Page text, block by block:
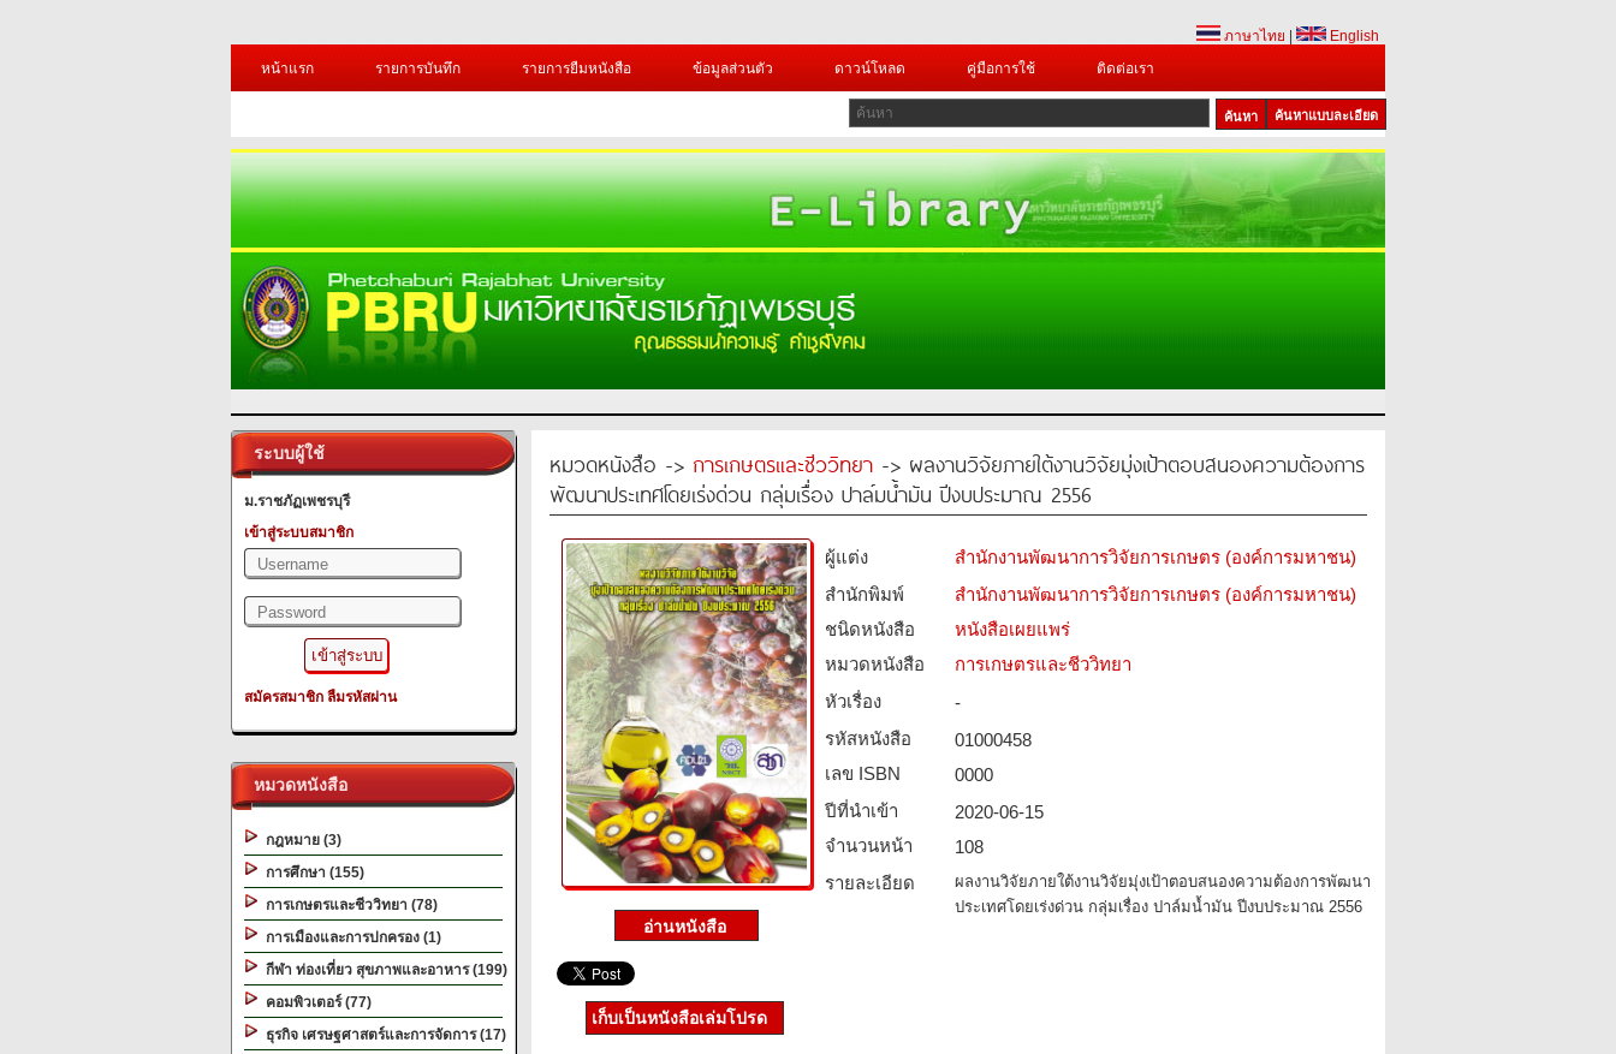
ภาษาไทย
English
หน้าแรก
รายการบันทึก รายการยืมหนังสือ ข้อมูลส่วนตัว ดาวน์โหลด คู่มือการใช้ ติดต่อเรา
ค้นหาแบบละเอียด
ระบบผู้ใช้
ม.ราชภัฏเพชรบุรี
เข้าสู่ระบบสมาชิก
สมัครสมาชิก ลืมรหัสผ่าน
หมวดหนังสือ
กฎหมาย (3)
การศึกษา (155)
การเกษตรและชีววิทยา (78)
การเมืองและการปกครอง (1)
กีฬา ท่องเที่ยว สุขภาพและอาหาร (199)
คอมพิวเตอร์ (77)
ธุรกิจ เศรษฐศาสตร์และการจัดการ (17)
หมวดหนังสือ -> การเกษตรและชีววิทยา -> ผลงานวิจัยภายใต้งานวิจัยมุ่งเป้าตอบสนองความต้องการ
พัฒนาประเทศโดยเร่งด่วน กลุ่มเรื่อง ปาล์มน้ำมัน ปีงบประมาณ 2556
ผู้แต่ง
สำนักงานพัฒนาการวิจัยการเกษตร (องค์การมหาชน)
สำนักพิมพ์
สำนักงานพัฒนาการวิจัยการเกษตร (องค์การมหาชน)
ชนิดหนังสือ­
หนังสือเผยแพร่
หมวดหนังสือ­
การเกษตรและชีววิทยา
หัวเรื่อง
-
รหัสหนังสือ­
01000458
เลข ISBN
0000
ปีที่นำเข้า
2020-06-15
จำนวนหน้า
108
รายละเอียด
ผลงานวิจัยภายใต้งานวิจัยมุ่งเป้าตอบสนองความต้องการพัฒนา
ประเทศโดยเร่งด่วน กลุ่มเรื่อง ปาล์มน้ำมัน ปีงบประมาณ 2556
เก็บเป็นหนังสือเล่มโปรด